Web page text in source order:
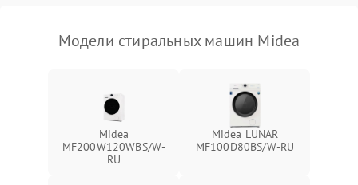
Модели стиральных машин Midea
Midea
MF200W120WBS/W-
RU
Midea LUNAR
MF100D80BS/W-RU